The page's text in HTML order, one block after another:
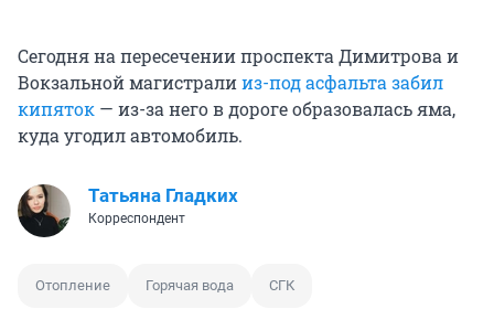
Сегодня на пересечении проспекта Димитрова и
Вокзальной магистралииз-под асфальта забил
кипяток — из-за него в дороге образовалась яма,
куда угодил автомобиль.
Татьяна Гладких
Корреспондент
Отопление Горячая вода СГК